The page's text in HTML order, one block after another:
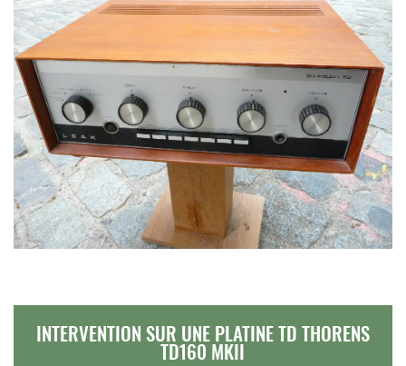
INTERVENTION SUR UNE PLATINE TD THORENS
TD160 MKII